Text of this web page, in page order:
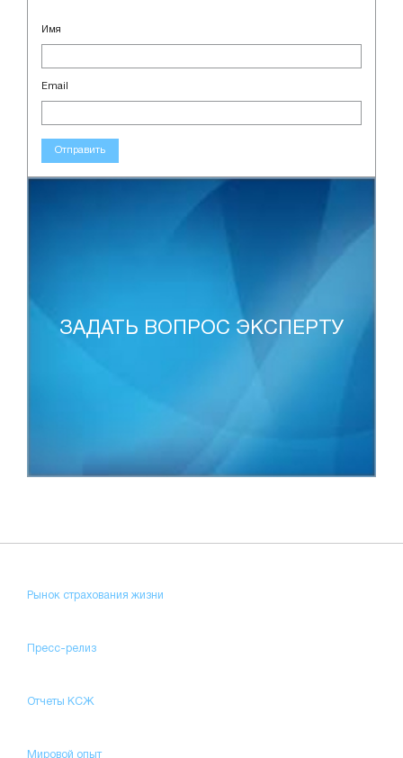
Имя
Email
Отправить
ЗАДАТЬ ВОПРОС ЭКСПЕРТУ
Рынок страхования жизни
Пресс-релиз
Отчеты КСЖ
Мировой опыт